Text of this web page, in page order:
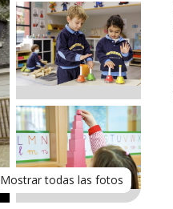
Mostrar todas las fotos